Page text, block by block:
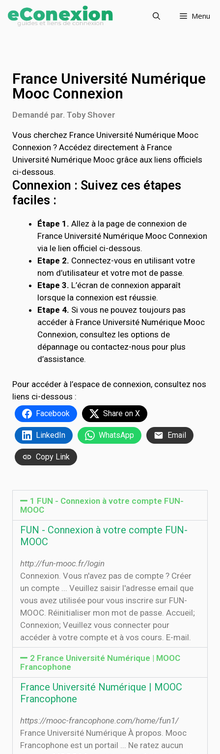
Menu
France Université Numérique
Mooc Connexion
Demandé par. Toby Shover
Vous cherchez France Université Numérique Mooc
Connexion ? Accédez directement à France
Université Numérique Mooc grâce aux liens officiels
ci-dessous.
Connexion : Suivez ces étapes
faciles :
Étape 1. Allez à la page de connexion de
France Université Numérique Mooc Connexion
via le lien officiel ci-dessous.
Etape 2. Connectez-vous en utilisant votre
nom d’utilisateur et votre mot de passe.
Etape 3. L’écran de connexion apparaît
lorsque la connexion est réussie.
Etape 4. Si vous ne pouvez toujours pas
accéder à France Université Numérique Mooc
Connexion, consultez les options de
dépannage ou contactez-nous pour plus
d’assistance.
Pour accéder à l’espace de connexion, consultez nos
liens ci-dessous :
Facebook Share on X
LinkedIn WhatsApp Email
Copy Link
1 FUN - Connexion à votre compte FUN-
MOOC
FUN - Connexion à votre compte FUN-
MOOC
http://fun-mooc.fr/login
Connexion. Vous n'avez pas de compte ? Créer
un compte ... Veuillez saisir l'adresse email que
vous avez utilisée pour vous inscrire sur FUN-
MOOC. Réinitialiser mon mot de passe. Accueil;
Connexion; Veuillez vous connecter pour
accéder à votre compte et à vos cours. E-mail.
2 France Université Numérique | MOOC
Francophone
France Université Numérique | MOOC
Francophone
https://mooc-francophone.com/home/fun1/
France Université Numérique À propos. Mooc
Francophone est un portail ... Ne ratez aucun